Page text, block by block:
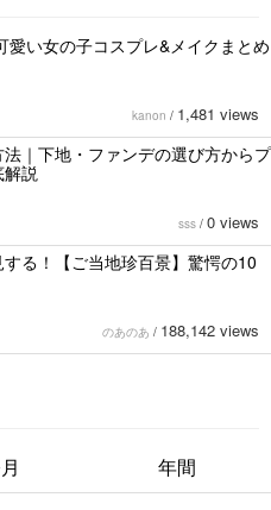
愛い女の子コスプレ&メイクまとめ
kanon / 1,481 views
｜下地・ファンデの選び方からプ
解説
sss / 0 views
る！【ご当地珍百景】驚愕の10
のあのあ / 188,142 views
年間